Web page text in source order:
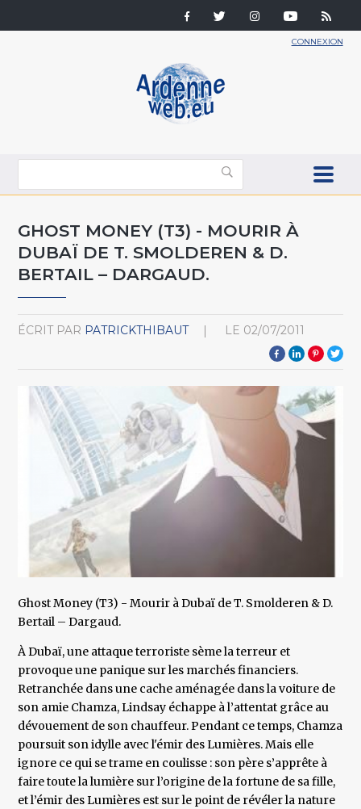
CONNEXION
GHOST MONEY (T3) - MOURIR À
DUBAÏ DE T. SMOLDEREN & D.
BERTAIL – DARGAUD.
ÉCRIT PAR PATRICKTHIBAUT LE 02/07/2011
Ghost Money (T3) - Mourir à Dubaï de T. Smolderen & D.
Bertail – Dargaud.
À Dubaï, une attaque terroriste sème la terreur et
provoque une panique sur les marchés financiers.
Retranchée dans une cache aménagée dans la voiture de
son amie Chamza, Lindsay échappe à l’attentat grâce au
dévouement de son chauffeur. Pendant ce temps, Chamza
poursuit son idylle avec l'émir des Lumières. Mais elle
ignore ce qui se trame en coulisse : son père s’apprête à
faire toute la lumière sur l’origine de la fortune de sa fille,
et l’émir des Lumières est sur le point de révéler la nature